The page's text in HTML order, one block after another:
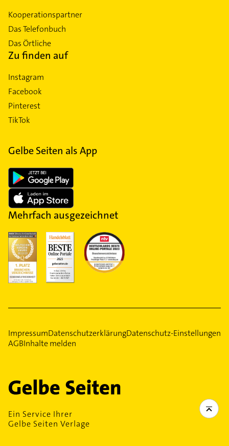
Kooperationspartner
Das Telefonbuch
Das Örtliche
Zu finden auf
Instagram
Facebook
Pinterest
TikTok
Gelbe Seiten als App
Mehrfach ausgezeichnet
ImpressumDatenschutzerklärungDatenschutz-Einstellungen
AGBInhalte melden
Ein Service Ihrer
Gelbe Seiten Verlage